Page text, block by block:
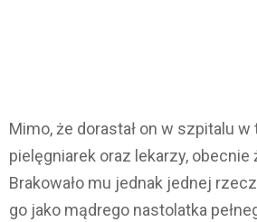
Mimo, że dorastał on w szpitalu
pielęgniarek oraz lekarzy, obecnie
Brakowało mu jednak jednej
go jako mądrego nastolatka